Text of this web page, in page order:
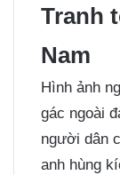
Tranh
Nam
Hình ảnh
gác ngoài
người dân
anh hùng